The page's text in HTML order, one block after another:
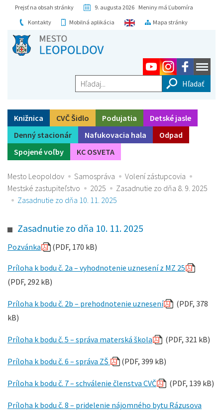
Prejsť na obsah stránky
9. augusta 2026 Meniny má Ľubomíra
Kontakty
Mobilná aplikácia Mapa stránky
Hľadaj...
Knižnica CVČ Šidlo Podujatia
Detské jasle
Denný stacionár
Nafukovacia hala
Odpad
Spojené voľby
KC OSVETA
Mesto Leopoldov Samospráva
Volení zástupcovia
Mestské zastupiteľstvo
2025
Zasadnutie zo dňa 8. 9. 2025
Zasadnutie zo dňa 10. 11. 2025
Zasadnutie zo dňa 10. 11. 2025
Pozvánka (PDF, 170 kB)
Príloha k bodu č. 2a – vyhodnotenie uznesení z MZ 25
(PDF, 292 kB)
Príloha k bodu č. 2b – prehodnotenie uznesení
(PDF, 378
kB)
Príloha k bodu č. 5 – správa materská škola (PDF, 321 kB)
Príloha k bodu č. 6 – správa ZŠ (PDF, 399 kB)
Príloha k bodu č. 7 – schválenie členstva CVČ (PDF, 139 kB)
Príloha k bodu č. 8 – pridelenie nájomného bytu Rázusova